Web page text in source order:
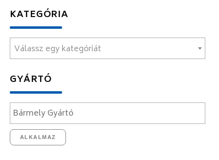
KATEGÓRIA
Válassz egy kategóriát
GYÁRTÓ
ALKALMAZ